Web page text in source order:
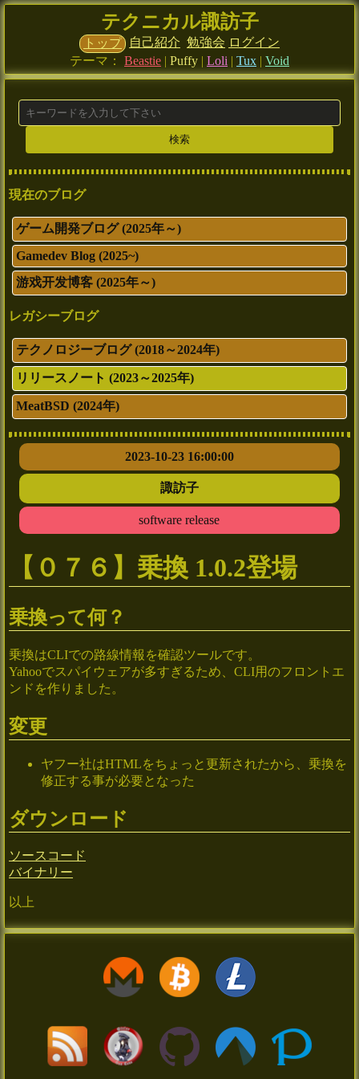
テクニカル諏訪子
トップ 自己紹介 勉強会 ログイン
テーマ： Beastie | Puffy | Loli | Tux | Void
現在のブログ
ゲーム開発ブログ (2025年～)
Gamedev Blog (2025~)
游戏开发博客 (2025年～)
レガシーブログ
テクノロジーブログ (2018～2024年)
リリースノート (2023～2025年)
MeatBSD (2024年)
2023-10-23 16:00:00
諏訪子
software release
【０７６】乗換 1.0.2登場
乗換って何？
乗換はCLIでの路線情報を確認ツールです。
Yahooでスパイウェアが多すぎるため、CLI用のフロントエ
ンドを作りました。
変更
ヤフー社はHTMLをちょっと更新されたから、乗換を
修正する事が必要となった
ダウンロード
ソースコード
バイナリー
以上